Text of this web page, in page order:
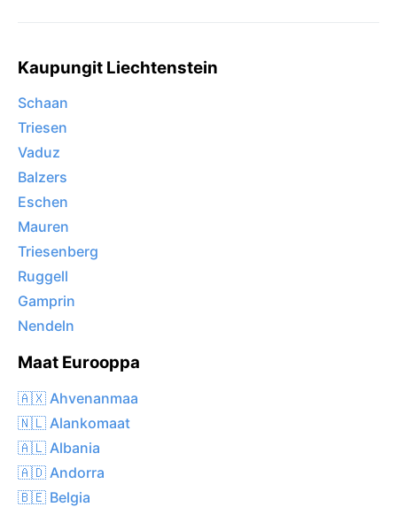
Kaupungit Liechtenstein
Schaan
Triesen
Vaduz
Balzers
Eschen
Mauren
Triesenberg
Ruggell
Gamprin
Nendeln
Maat Eurooppa
🇦🇽 Ahvenanmaa
🇳🇱 Alankomaat
🇦🇱 Albania
🇦🇩 Andorra
🇧🇪 Belgia